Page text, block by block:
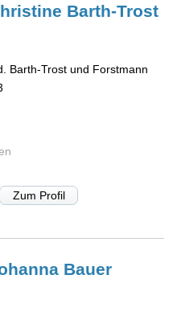
Barth-Trost
Barth-Trost und Forstmann
Zum Profil
Bauer